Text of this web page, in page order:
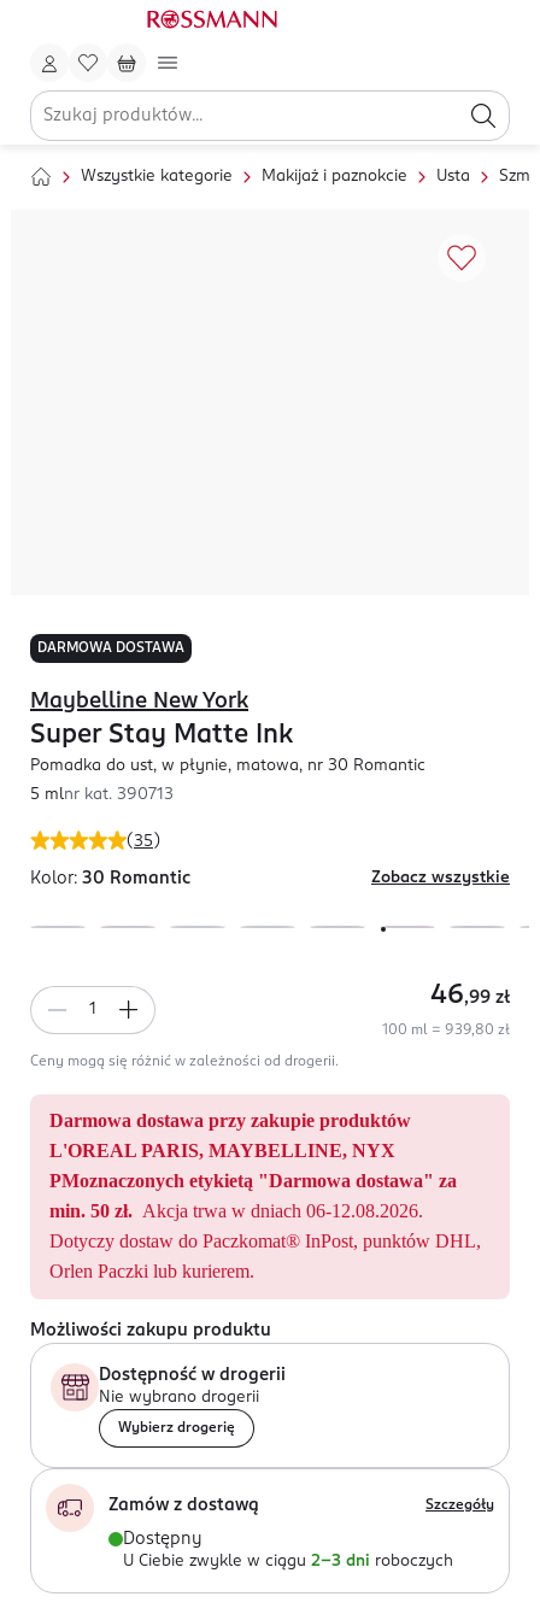
Wszystkie kategorie Makijaż i paznokcie Usta
DARMOWA DOSTAWA
(35 )
Maybelline New York
Super Stay Matte Ink
Pomadka do ust, w płynie, matowa, nr 30 Romantic
5 mlnr kat. 390713
Kolor: 30 Romantic Zobacz wszystkie
46,99 zł
100 ml = 939,80 zł
Ceny mogą się różnić w zależności od drogerii.
Darmowa dostawa przy zakupie produktów
L'OREAL PARIS, MAYBELLINE, NYX
PMoznaczonych etykietą "Darmowa dostawa" za
min. 50 zł. Akcja trwa w dniach 06-12.08.2026.
Dotyczy dostaw do Paczkomat® InPost, punktów DHL,
Orlen Paczki lub kurierem.
Możliwości zakupu produktu
Dostępność w drogerii
Nie wybrano drogerii
Wybierz drogerię
Zamów z dostawą Szczegóły
Dostępny
U Ciebie zwykle w ciągu 2-3 dni roboczych